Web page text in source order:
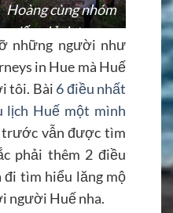
Hoàng cùng nhóm
đến chỉnh trang
ngôi mộ của ông Lê
Quang Định
những người như
in Hue mà Huế
tôi. Bài 6 điều nhất
lịch Huế một mình
vẫn được tìm
phải thêm 2 điều
đi tìm hiểu lăng mộ
người Huế nha.